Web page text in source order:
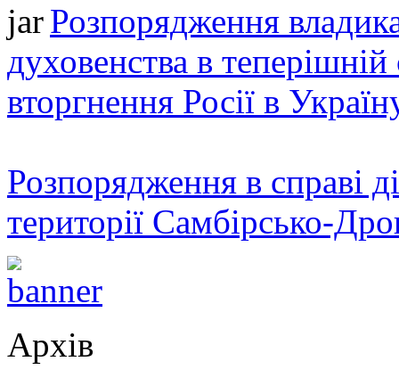
Розпорядження
духовенства в теперішній
вторгнення Росії в
Розпорядження в справі
території Самбірсько-
Архів